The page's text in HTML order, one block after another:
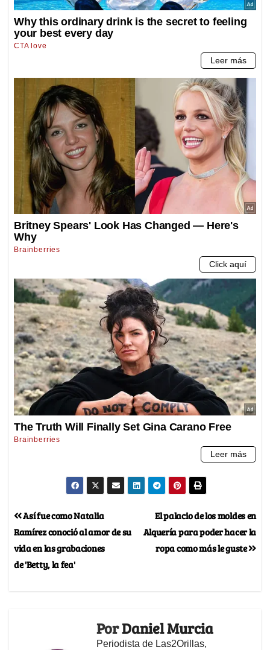
El palacio de los moldes en
Alquería para poder hacer la
ropa como más le guste
Así fue como Natalia
Ramírez conoció al amor de su
vida en las grabaciones
de 'Betty, la fea'
PorDaniel Murcia
Periodista de Las2Orillas,